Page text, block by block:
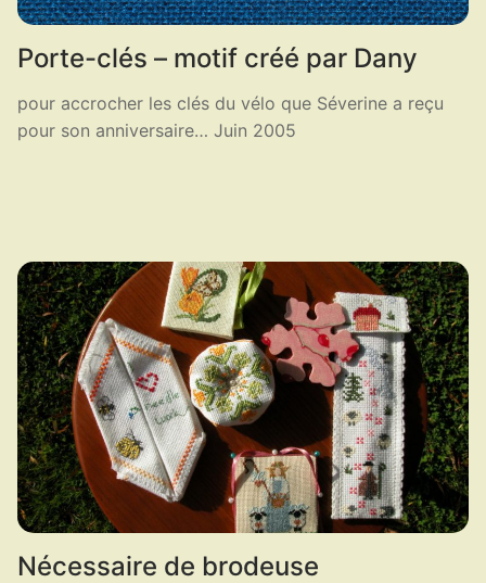
Porte-clés – motif créé par Dany
pour accrocher les clés du vélo que Séverine a reçu
pour son anniversaire… Juin 2005
Nécessaire de brodeuse